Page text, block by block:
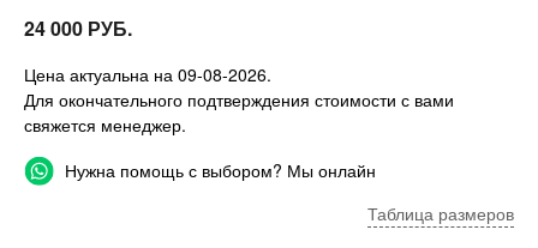
24 000 РУБ.
Цена актуальна на 09-08-2026.
Для окончательного подтверждения стоимости с вами
свяжется менеджер.
Нужна помощь с выбором? Мы онлайн
Таблица размеров